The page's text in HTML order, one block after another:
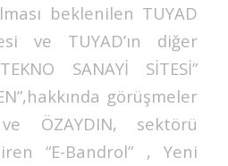
beklenilen TUYAD
ve TUYAD’ın diğer
SANAYİ SİTESİ”
görüşmeler
ÖZAYDIN, sektörü
“E-Bandrol” , Yeni